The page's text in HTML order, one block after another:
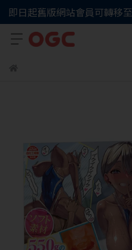
即日起舊版網站會員可轉移